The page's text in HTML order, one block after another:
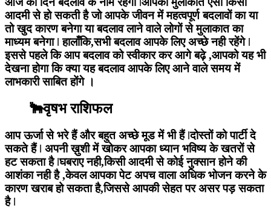
आदमी से हो सकती है जो आपके जीवन में महत्वपूर्ण बदलावों का या
तो खुद कारण बनेगा या बदलाव लाने वाले लोगों से मुलाकात का
माध्यम बनेगा ǀ हालाँकि,सभी बदलाव आपके लिए अच्छे नही रहेंगे ǀ
इससे पहले कि आप बदलाव को स्वीकार कर आगे बढ़े ,आपको यह भी
देखना होगा कि क्या यह बदलाव आपके लिए आने वाले समय में
लाभकारी साबित होंगे ।
🐂वृषभ राशिफल
आप ऊर्जा से भरे हैं और बहुत अच्छे मूड में भी हैं ǀदोस्तों को पार्टी दे
सकते हैं ǀ अपनी ख़ुशी में खोकर आपका ध्यान भविष्य के खतरों से
हट सकता है ǀघबराए नही,किसी आदमी से कोई नुक्सान होने की
आशंका नही है ,केवल आपका पेट अपच वाला अधिक भोजन करने के
कारण खराब हो सकता है,जिससे आपकी सेहत पर असर पड़ सकता
है ǀ